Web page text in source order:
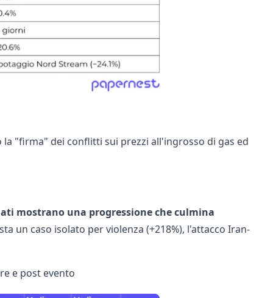
la "firma" dei conflitti sui prezzi all'ingrosso di gas ed
mostrano una progressione che culmina
un caso isolato per violenza (+218%), l'attacco Iran-
e post evento